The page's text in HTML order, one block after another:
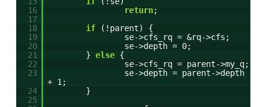
16
return;
17
18
if
(!parent) {
19
se->cfs_rq = &rq->cfs;
20
se->depth = 0;
21
} else {
22
se->cfs_rq = parent->my_q;
23
se->depth = parent->depth
+ 1;
24
}
25